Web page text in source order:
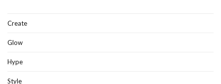
Create
Glow
Hype
Style